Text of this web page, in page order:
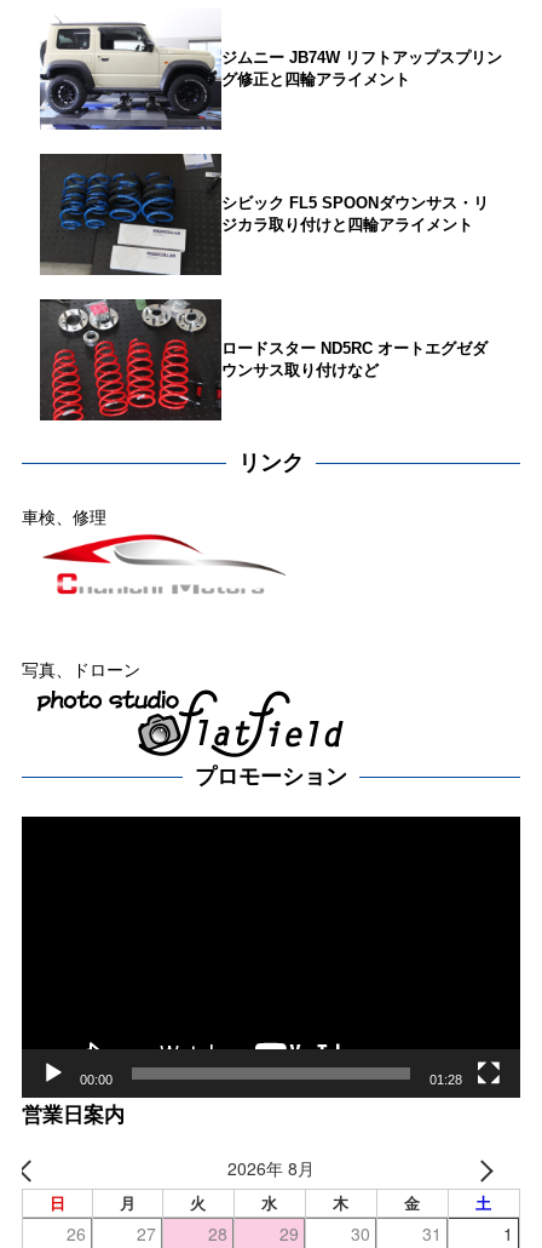
ジムニー JB74W リフトアップスプリン
グ修正と四輪アライメント
シビック FL5 SPOONダウンサス・リ
ジカラ取り付けと四輪アライメント
ロードスター ND5RC オートエグゼダ
ウンサス取り付けなど
リンク
車検、修理
写真、ドローン
プロモーション
00:00 01:28
営業日案内
2026年 8月
日 月 火 水 木 金 土
26 27 28 29 30 31 1